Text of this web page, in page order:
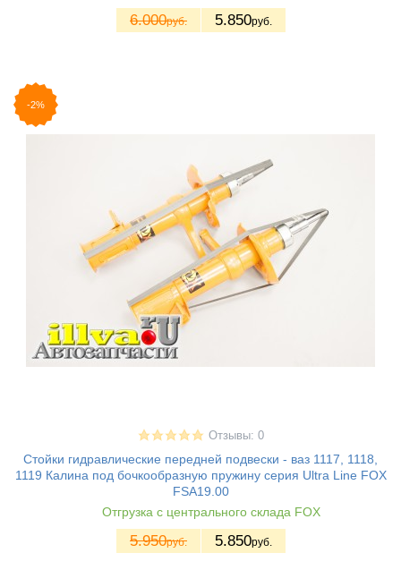
6.000руб. 5.850руб.
-2%
Отзывы: 0
Стойки гидравлические передней подвески - ваз 1117, 1118,
1119 Калина под бочкообразную пружину серия Ultra Line FOX
FSA19.00
Отгрузка с центрального склада FOX
5.950руб. 5.850руб.